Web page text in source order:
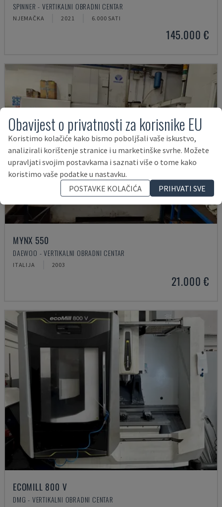
SPINNER - VERTIKALNI OBRADNI CENTAR
NJEMAČKA 2021 6.000 SATI
145.000 €
MYNX 550
DAEWOO - VERTIKALNI OBRADNI CENTAR
ITALIJA 2003
21.000 €
ECOMILL 800 V
DMG - VERTIKALNI OBRADNI CENTAR
Obavijest o privatnosti za korisnike EU
Koristimo kolačiće kako bismo poboljšali vaše iskustvo,
analizirali korištenje stranice i u marketinške svrhe. Možete
upravljati svojim postavkama i saznati više o tome kako
koristimo vaše podatke u nastavku.
POSTAVKE KOLAČIĆA
PRIHVATI SVE